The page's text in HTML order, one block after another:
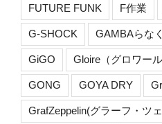
FUTURE FUNK F作業
G-SHOCK GAMBAらな
GiGO Gloire（グロワール
GONG GOYA DRY
GrafZeppelin(グラーフ・ツ